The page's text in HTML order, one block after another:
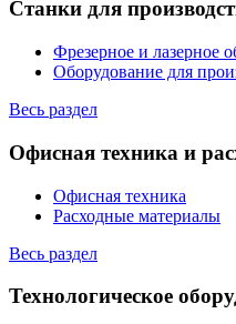
Станки для
Фрезерное и лазерное
Оборудование для
Весь раздел
Офисная техника и
Офисная техника
Расходные материалы
Весь раздел
Технологическое